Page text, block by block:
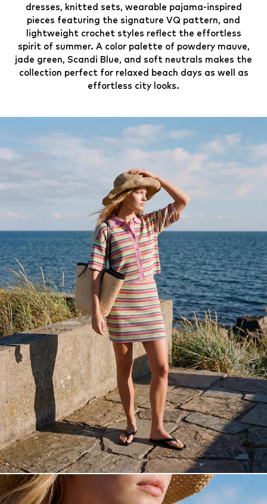
dresses, knitted sets, wearable pajama-inspired
pieces featuring the signature VQ pattern, and
lightweight crochet styles reflect the effortless
spirit of summer. A color palette of powdery mauve,
jade green, Scandi Blue, and soft neutrals makes the
collection perfect for relaxed beach days as well as
effortless city looks.